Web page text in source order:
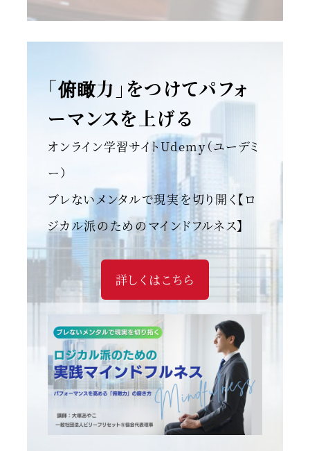
「俯瞰力」をつけてパフォ
ーマンスを上げる
オンライン学習サイトUdemy（ユーデミ
ー）
ブレないメンタルで現実を切り開く【ロ
ジカル派のためのマインドフルネス】
詳しくはこちら